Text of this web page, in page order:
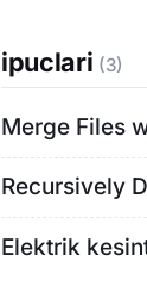
ipuclari (3)
Merge Files
Recursively
Elektrik